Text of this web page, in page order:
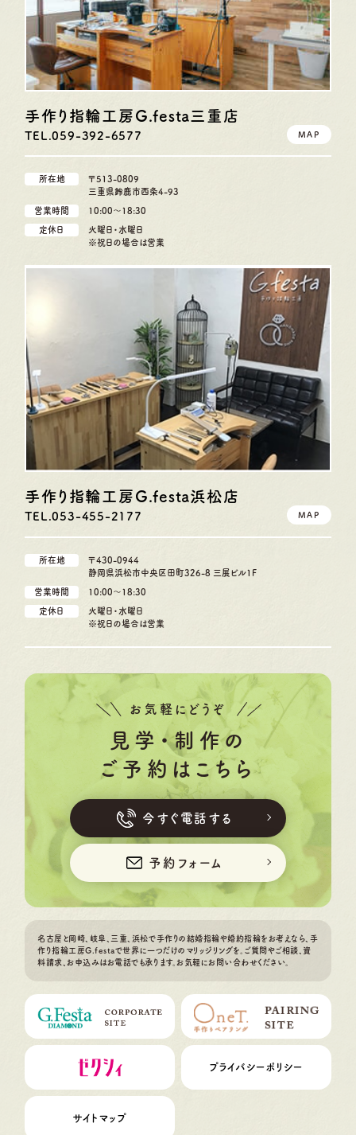
手作り指輪工房G.festa 三重店
TEL.059-392-6577 MAP
所在地
〒513-0809
三重県鈴鹿市西条4-93
営業時間 10:00〜18:30
定休日
火曜日・水曜日
※祝日の場合は営業
手作り指輪工房G.festa浜松店
TEL.053-455-2177 MAP
所在地
〒430-0944
静岡県浜松市中央区田町326-8 三展ビル1F
営業時間 10:00〜18:30
定休日
火曜日・水曜日
※祝日の場合は営業
お気軽にどうぞ
見学・制作の
ご予約はこちら
今すぐ電話する
予約フォーム
名古屋と岡崎、岐阜、三重、浜松で手作りの結婚指輪や婚約指輪をお考えなら、手
作り指輪工房G.festaで世界に一つだけのマリッジリングを。ご質問やご相談、資
料請求、お申込みはお電話でも承ります。お気軽にお問い合わせください。
プライバシーポリシー
サイトマップ